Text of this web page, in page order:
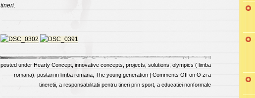
tineri.
posted under Hearty Concept, innovative concepts, projects, solutions olympics ( limba
romana) postari in limba romana, The young generation| Comments Offon O zi a
tineretii, a responsabilitatii pentru tineri prin sport, a educatiei nonformale